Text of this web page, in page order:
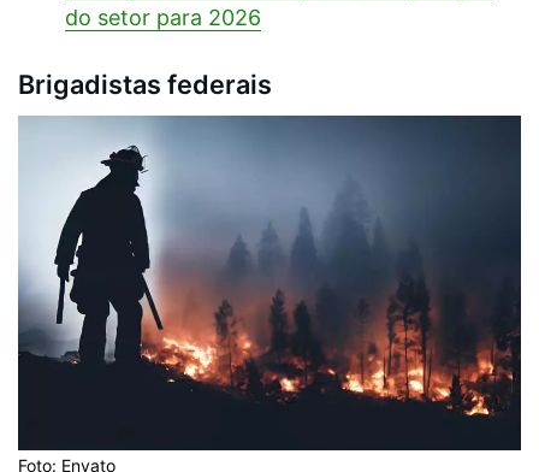
do setor para 2026
Brigadistas federais
Foto: Envato